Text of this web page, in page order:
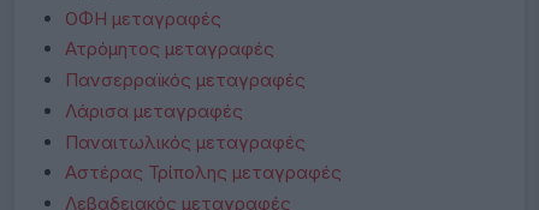
ΟΦΗ μεταγραφές
Ατρόμητος μεταγραφές
Πανσερραϊκός μεταγραφές
Λάρισα μεταγραφές
Παναιτωλικός μεταγραφές
Αστέρας Τρίπολης μεταγραφές
Λεβαδειακός μεταγραφές